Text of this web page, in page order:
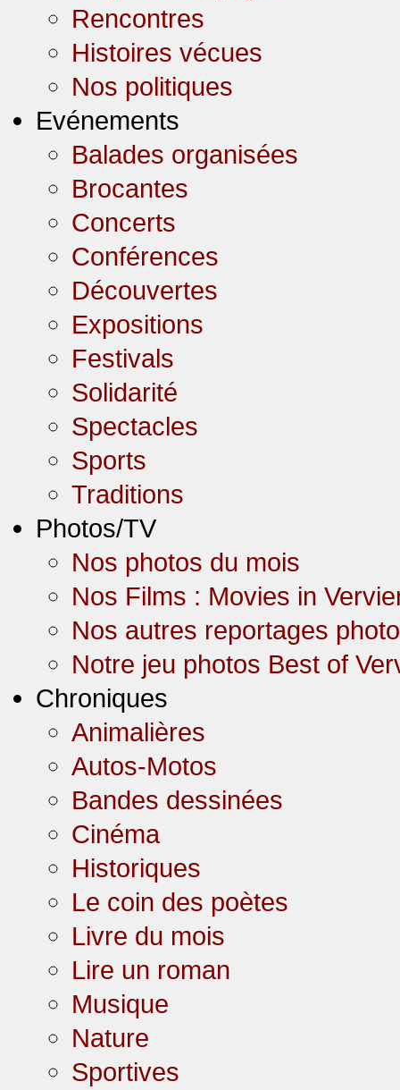
Rencontres
Histoires vécues
Nos politiques
Evénements
Balades organisées
Brocantes
Concerts
Conférences
Découvertes
Expositions
Festivals
Solidarité
Spectacles
Sports
Traditions
Photos/TV
Nos photos du mois
Nos Films : Movies in
Nos autres reportages
Notre jeu photos Best of
Chroniques
Animalières
Autos-Motos
Bandes dessinées
Cinéma
Historiques
Le coin des poètes
Livre du mois
Lire un roman
Musique
Nature
Sportives